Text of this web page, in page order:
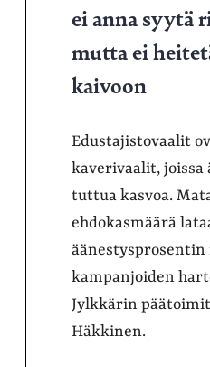
ei anna syytä
mutta ei
kaivoon
Edustajistovaalit
kaverivaalit, joissa
tuttua kasvoa.
ehdokasmäärä
äänestysprosentin
kampanjoiden
Jylkkärin
Häkkinen.